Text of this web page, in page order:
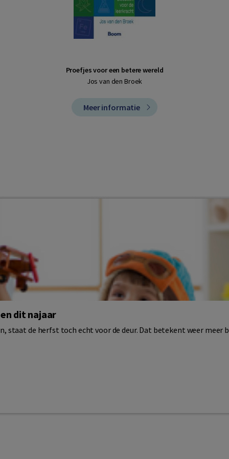
Proefjes voor een betere wereld
Jos van den Broek
Meer informatie
dit najaar
staat de herfst toch echt voor de deur. Dat betekent weer meer